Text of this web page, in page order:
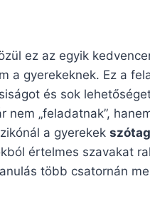
ez az egyik
a gyerekeknek. Ez a
és sok
nem „feladatnak”,
a gyerekek
értelmes szavakat
több csatornán